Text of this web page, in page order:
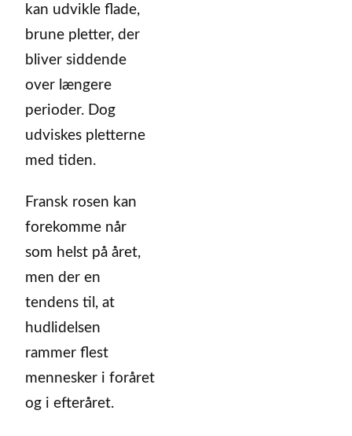
kan udvikle flade,
brune pletter, der
bliver siddende
over længere
perioder. Dog
udviskes pletterne
med tiden.
Fransk rosen kan
forekomme når
som helst på året,
men der en
tendens til, at
hudlidelsen
rammer flest
mennesker i foråret
og i efteråret.